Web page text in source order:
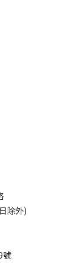
除外)
號